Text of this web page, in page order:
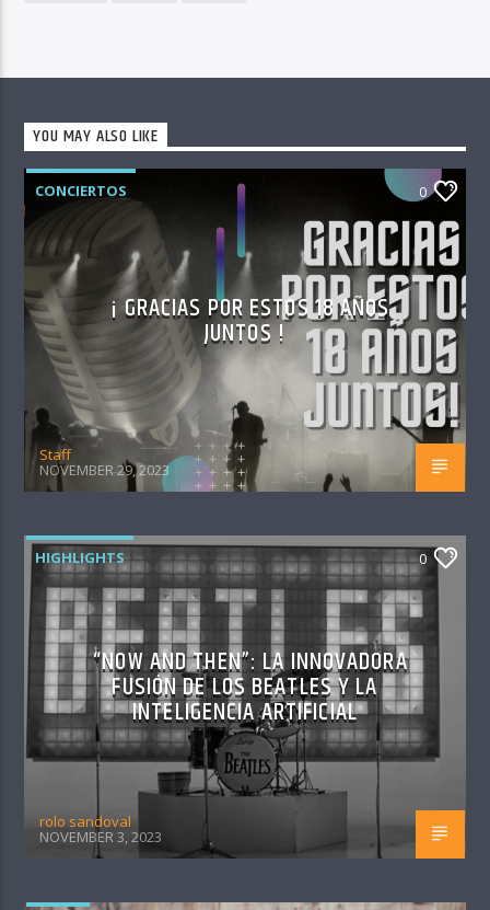
YOU MAY ALSO LIKE
CONCIERTOS 0
¡ GRACIAS POR ESTOS 18 AÑOS
JUNTOS !
Staff
NOVEMBER 29, 2023
HIGHLIGHTS 0
“NOW AND THEN”: LA INNOVADORA
FUSIÓN DE LOS BEATLES Y LA
INTELIGENCIA ARTIFICIAL
rolo sandoval
NOVEMBER 3, 2023